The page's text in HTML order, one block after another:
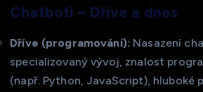
Chatboti – Dříve a dnes
Dříve (programování): Nasazení
specializovaný vývoj, znalost
(např. Python, JavaScript), hluboké